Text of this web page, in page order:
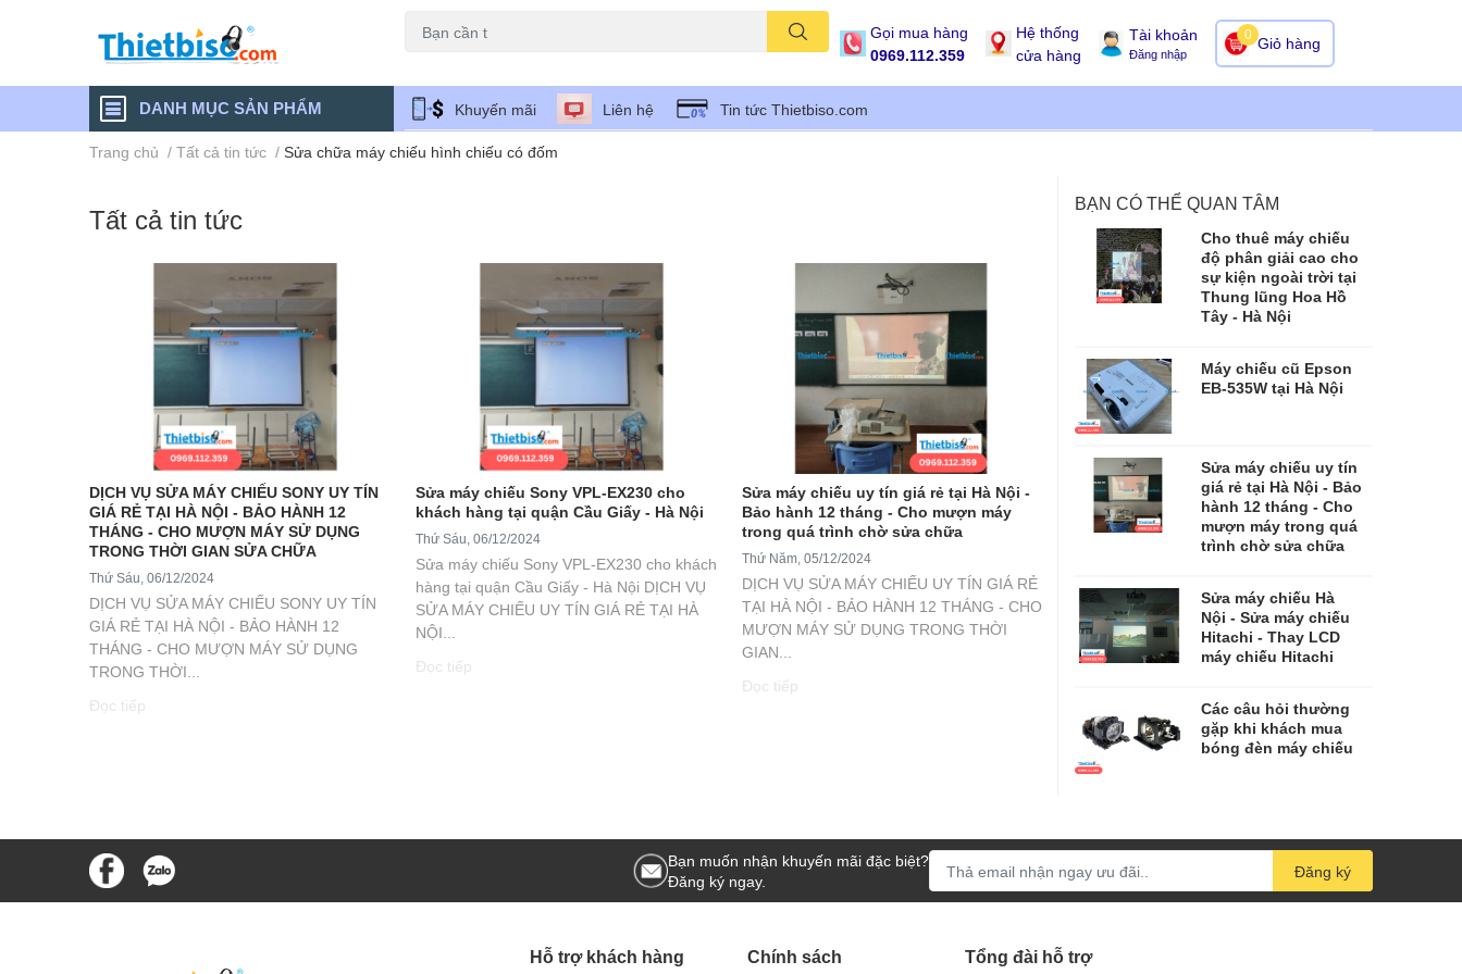
Gọi mua hàng
0969.112.359
Hệ thống
cửa hàng
Tài khoản
Đăng nhập
Giỏ hàng
0
DANH MỤC SẢN PHẨM Khuyến mãi Liên hệ Tin tức Thietbiso.com
Trang chủ / Tất cả tin tức / Sửa chữa máy chiếu hình chiếu có đốm
Tất cả tin tức
DỊCH VỤ SỬA MÁY CHIẾU SONY UY TÍN
GIÁ RẺ TẠI HÀ NỘI - BẢO HÀNH 12
THÁNG - CHO MƯỢN MÁY SỬ DỤNG
TRONG THỜI GIAN SỬA CHỮA
Thứ Sáu, 06/12/2024
DỊCH VỤ SỬA MÁY CHIẾU SONY UY TÍN
GIÁ RẺ TẠI HÀ NỘI - BẢO HÀNH 12
THÁNG - CHO MƯỢN MÁY SỬ DỤNG
TRONG THỜI...
Đọc tiếp
Sửa máy chiếu Sony VPL-EX230 cho
khách hàng tại quận Cầu Giấy - Hà Nội
Thứ Sáu, 06/12/2024
Sửa máy chiếu Sony VPL-EX230 cho khách
hàng tại quận Cầu Giấy - Hà Nội DỊCH VỤ
SỬA MÁY CHIẾU UY TÍN GIÁ RẺ TẠI HÀ
NỘI...
Đọc tiếp
Sửa máy chiếu uy tín giá rẻ tại Hà Nội -
Bảo hành 12 tháng - Cho mượn máy
trong quá trình chờ sửa chữa
Thứ Năm, 05/12/2024
DỊCH VỤ SỬA MÁY CHIẾU UY TÍN GIÁ RẺ
TẠI HÀ NỘI - BẢO HÀNH 12 THÁNG - CHO
MƯỢN MÁY SỬ DỤNG TRONG THỜI
GIAN...
Đọc tiếp
BẠN CÓ THỂ QUAN TÂM
Cho thuê máy chiếu
độ phân giải cao cho
sự kiện ngoài trời tại
Thung lũng Hoa Hồ
Tây - Hà Nội
Máy chiếu cũ Epson
EB-535W tại Hà Nội
Sửa máy chiếu uy tín
giá rẻ tại Hà Nội - Bảo
hành 12 tháng - Cho
mượn máy trong quá
trình chờ sửa chữa
​​​​​​​Sửa máy chiếu Hà
Nội - Sửa máy chiếu
Hitachi - Thay LCD
máy chiếu Hitachi
Các câu hỏi thường
gặp khi khách mua
bóng đèn máy chiếu
Bạn muốn nhận khuyến mãi đặc biệt?
Đăng ký ngay.
Đăng ký
Hỗ trợ khách hàng Chính sách Tổng đài hỗ trợ